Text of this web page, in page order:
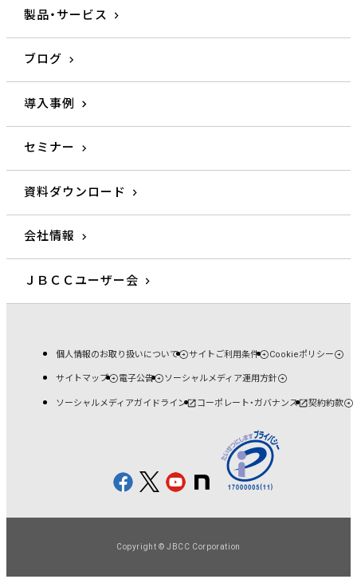
製品・サービス
ブログ
導入事例
セミナー
資料ダウンロード
会社情報
ＪＢＣＣユーザー会
個人情報のお取り扱いについて サイトご利用条件 Cookieポリシー
サイトマップ 電子公告 ソーシャルメディア運用方針
ソーシャルメディアガイドライン コーポレート・ガバナンス 契約約款
Copyright © JBCC Corporation